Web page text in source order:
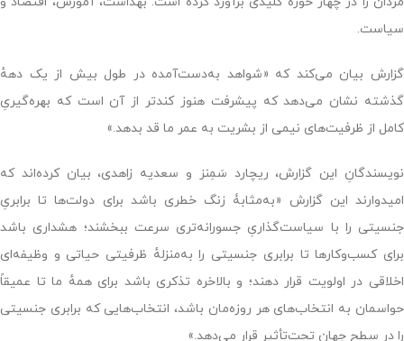
سیاست.
گزارش بیان می‌کند که «شواهد به‌دست‌آمده در طول بیش از یک دههٔ
گذشته نشان می‌دهد که پیشرفت هنوز کندتر از آن است که بهره‌گیریِ
کامل از ظرفیت‌های نیمی از بشریت به عمر ما قد بدهد.»
نویسندگانِ این گزارش، ریچارد سَمِنز و سعدیه زاهدی، بیان کرده‌اند که
امیدوارند این گزارش «به‌مثابۀ زنگ خطری باشد برای دولت‌ها تا برابریِ
جنسیتی را با سیاست‌گذاریِ جسورانه‌تری سرعت ببخشند؛ هشداری باشد
برای کسب‌وکارها تا برابری جنسیتی را به‌منزلهٔ ظرفیتی حیاتی و وظیفه‌ای
اخلاقی در اولویت قرار دهند؛ و بالاخره تذکری باشد برای همهٔ ما تا عمیقاً
حواسمان به انتخاب‌های هر روزه‌مان باشد، انتخاب‌هایی که برابری جنسیتی
را در سطح جهان تحت‌تأثیر قرار می‌دهد.»